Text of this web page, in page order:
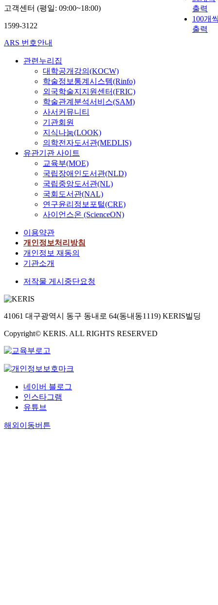
출력
100개
출력
고객센터 (평일: 09:00~18:00)
1599-3122
ARS 번호안내
관련누리집
대학공개강의(KOCW)
학술정보통계시스템(Rinfo)
외국학술지지원센터(FRIC)
학술관계분석서비스(SAM)
사서커뮤니티
기관회원
지식나눔(LOOK)
의학전자도서관(MEDLIS)
유관기관 사이트
교육부(MOE)
국립장애인도서관(NLD)
국립중앙도서관(NL)
국회도서관(NAL)
연구윤리정보포털(CRE)
사이언스온 (ScienceON)
이용약관
개인정보처리방침
개인정보 재동의
기관소개
저작물 게시중단요청
41061 대구광역시 동구 동내로 64(동내동1119) KERIS빌딩
Copyright© KERIS. ALL RIGHTS RESERVED
네이버 블로그
인스타그램
유튜브
해외이동버튼